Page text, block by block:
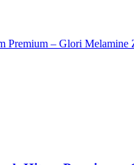
Premium – Glori